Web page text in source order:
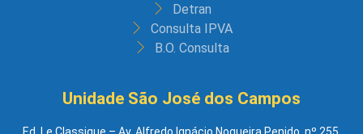
Detran
Consulta IPVA
B.O. Consulta
Unidade São José dos Campos
Ed. Le Classique – Av. Alfredo Ignácio Nogueira Penido, nº 255,